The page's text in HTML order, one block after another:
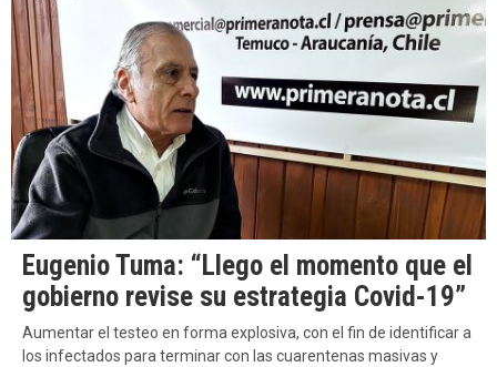
Eugenio Tuma: “Llego el momento que el
gobierno revise su estrategia Covid-19”
Aumentar el testeo en forma explosiva, con el fin de identificar a
los infectados para terminar con las cuarentenas masivas y